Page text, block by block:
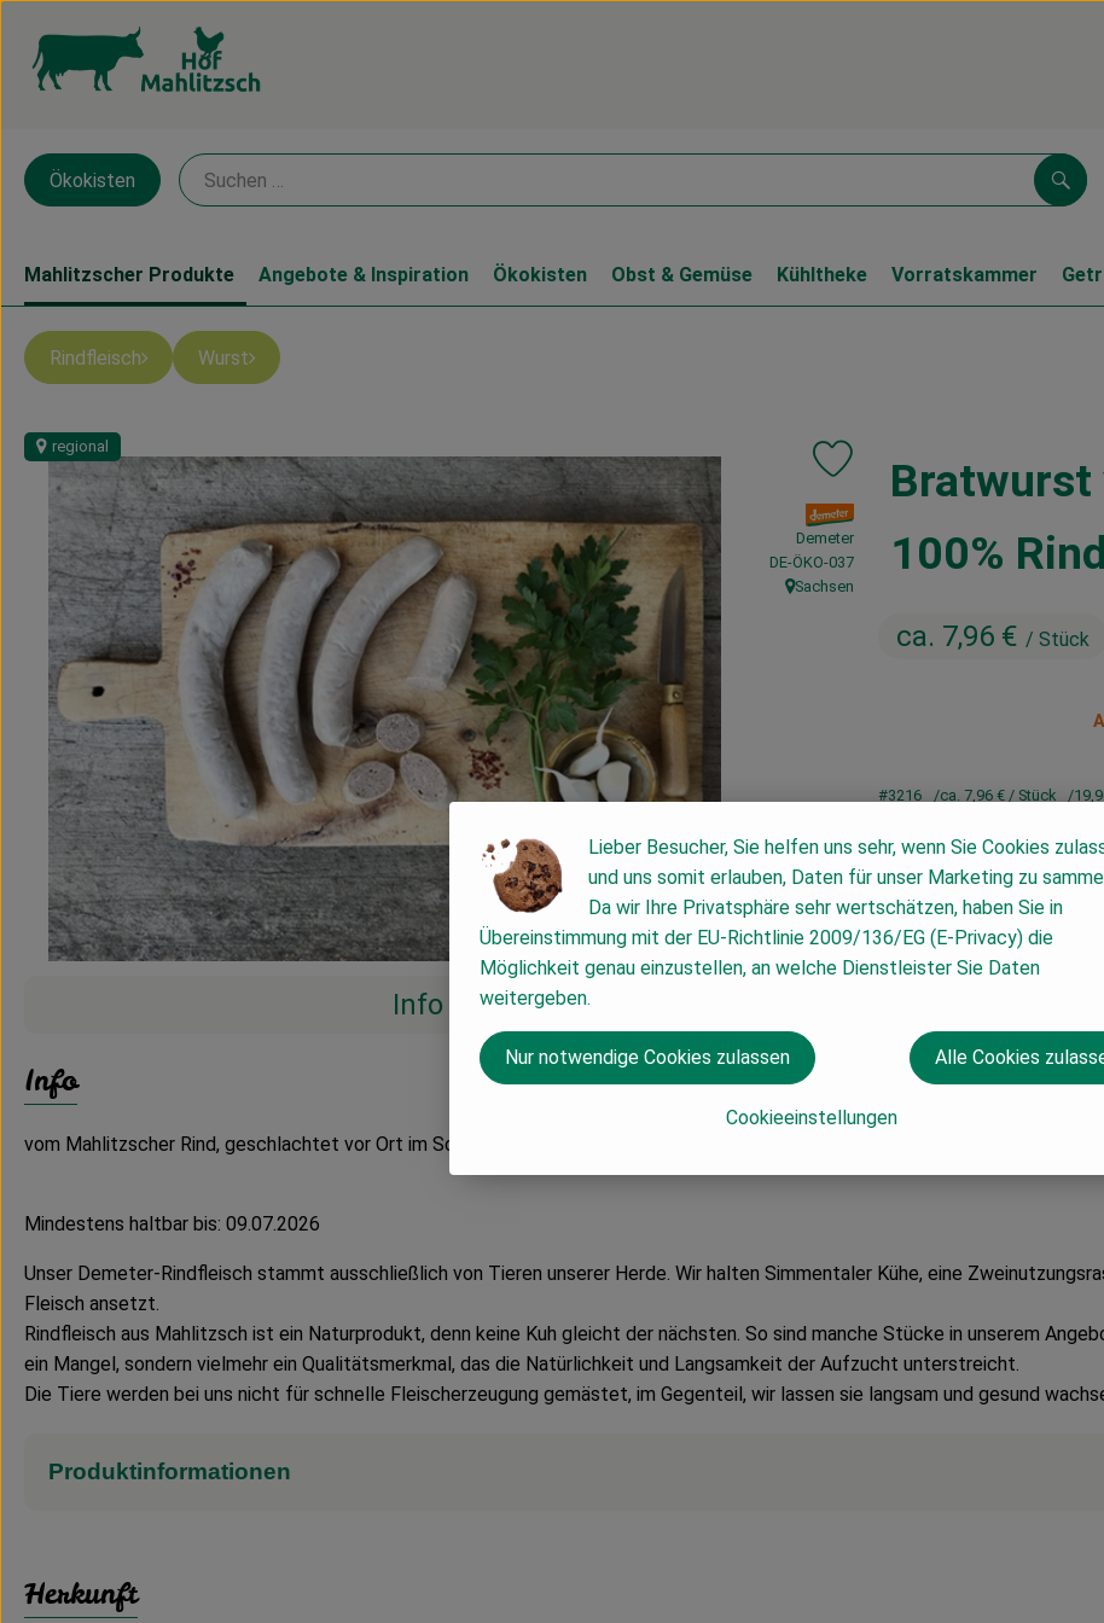
Ökokisten
Mahlitzscher Produkte Angebote & Inspiration Ökokisten Obst & Gemüse Kühltheke Vorratskammer
Rindfleisch Wurst
Bratwurst
100%
ca. 7,96 € / Stück
regional
Produkt zu Favouriten hinzufügen
, Verband:
Demeter
, Kontrollstelle:
DE-ÖKO-037
, Herkunft:
Sachsen
#3216 ca. 7,96 € / Stück
Dieser Artikel wird
Info
Info
vom Mahlitzscher Rind, geschlachtet vor Ort im Schlachtmobil der Initiative
Mindestens haltbar bis: 09.07.2026
Unser Demeter-Rindfleisch stammt ausschließlich von Tieren unserer Herde. Wir halten Simmentaler Kühe, eine
Fleisch ansetzt.
Rindfleisch aus Mahlitzsch ist ein Naturprodukt, denn keine Kuh gleicht der nächsten. So sind manche Stücke in unserem
ein Mangel, sondern vielmehr ein Qualitätsmerkmal, das die Natürlichkeit und Langsamkeit der Aufzucht unterstreicht.
Die Tiere werden bei uns nicht für schnelle Fleischerzeugung gemästet, im Gegenteil, wir lassen sie langsam und gesund
Produktinformationen
Herkunft
Lieber Besucher, Sie helfen uns sehr, wenn Sie Cookies
und uns somit erlauben, Daten für unser Marketing zu
Da wir Ihre Privatsphäre sehr wertschätzen, haben Sie in
Übereinstimmung mit der EU-Richtlinie 2009/136/EG (E-Privacy) die
Möglichkeit genau einzustellen, an welche Dienstleister Sie Daten
weitergeben.
Cookieeinstellungen
Nur notwendige Cookies zulassen Alle Cookies